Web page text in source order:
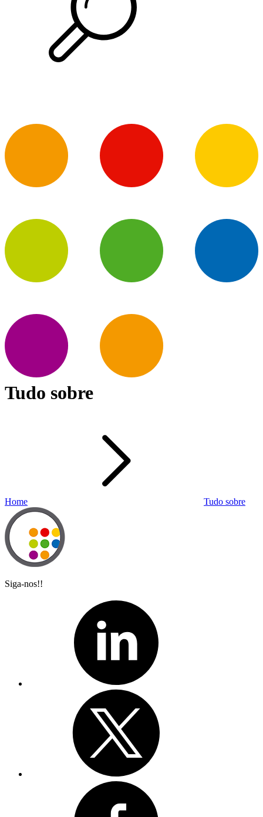
Tudo sobre
Home Tudo sobre
Siga-nos!!